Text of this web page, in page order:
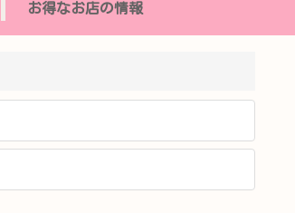
お得なお店の情報